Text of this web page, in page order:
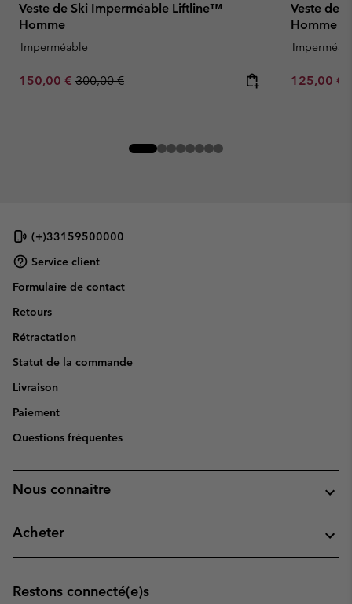
Veste de Ski Imperméable Liftline™
Homme
Imperméable
Sale price:
150,00 € Regular price:
300,00 €
Veste de
Homme
Sale price:
125,00 €
(+)33159500000
Service client
Formulaire de contact
Retours
Rétractation
Statut de la commande
Livraison
Paiement
Questions fréquentes
Nous connaitre
Acheter
Restons connecté(e)s